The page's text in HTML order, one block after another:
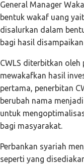
General Manager
bentuk wakaf uang
disalurkan dalam
bagi hasil
CWLS diterbitkan
mewakafkan hasil
pertama, penerbitan
berubah nama
untuk
bagi masyarakat.
Perbankan syariah
seperti yang